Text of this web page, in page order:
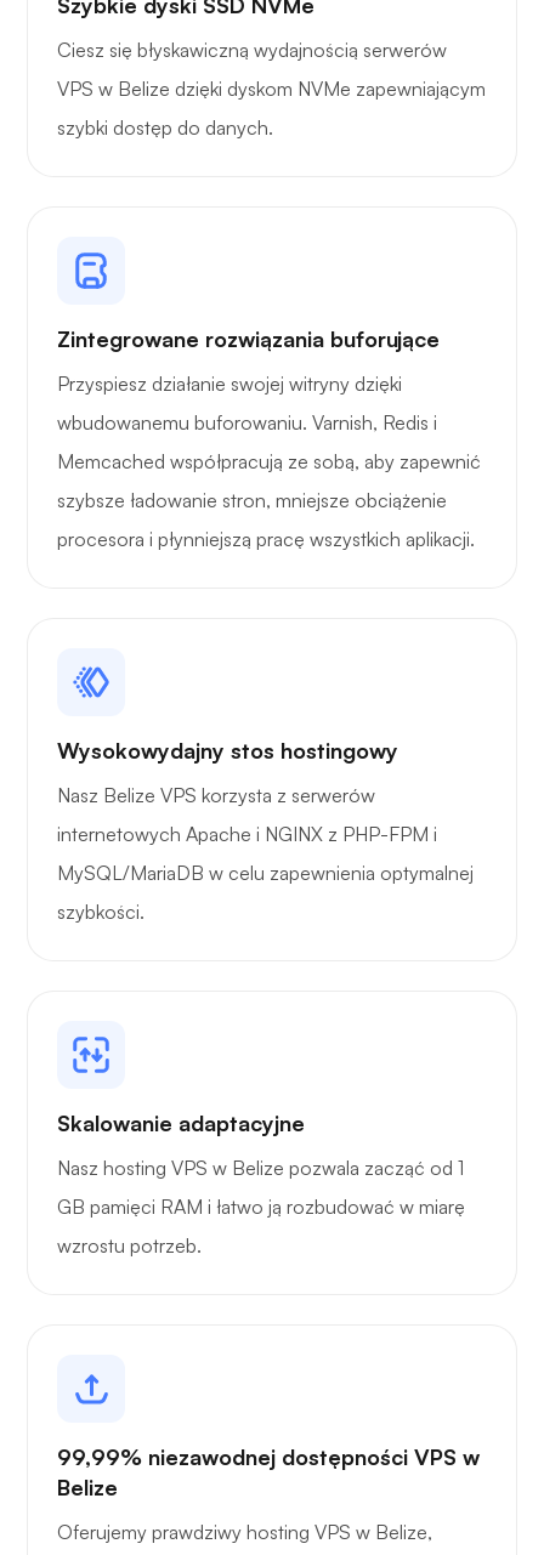
Ciesz się błyskawiczną wydajnością serwerów
VPS w Belize dzięki dyskom NVMe zapewniającym
szybki dostęp do danych.
Zintegrowane rozwiązania buforujące
Przyspiesz działanie swojej witryny dzięki
wbudowanemu buforowaniu. Varnish, Redis i
Memcached współpracują ze sobą, aby zapewnić
szybsze ładowanie stron, mniejsze obciążenie
procesora i płynniejszą pracę wszystkich aplikacji.
Wysokowydajny stos hostingowy
Nasz Belize VPS korzysta z serwerów
internetowych Apache i NGINX z PHP-FPM i
MySQL/MariaDB w celu zapewnienia optymalnej
szybkości.
Skalowanie adaptacyjne
Nasz hosting VPS w Belize pozwala zacząć od 1
GB pamięci RAM i łatwo ją rozbudować w miarę
wzrostu potrzeb.
99,99% niezawodnej dostępności VPS w
Belize
Oferujemy prawdziwy hosting VPS w Belize,